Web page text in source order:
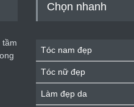
tầm
Chọn nhanh
Tóc nam đẹp
Tóc nữ đẹp
Làm đẹp da